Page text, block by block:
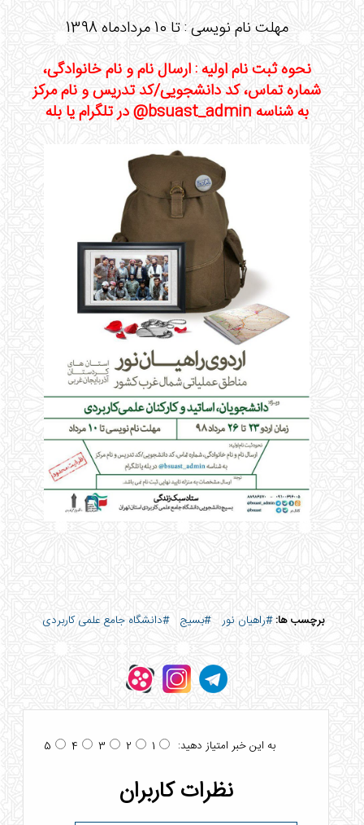
مهلت نام نویسی : تا 10 مردادماه 1398
نحوه ثبت نام اولیه : ارسال نام و نام خانوادگی،
شماره تماس، کد دانشجویی/کد تدریس و نام مرکز
به شناسه bsuast_admin@ در تلگرام یا بله
برچسب ها:#راهیان نور #بسیج #دانشگاه جامع علمی کاربردی
به این خبر امتیاز دهید: 1
2
3
4
5
نظرات کاربران